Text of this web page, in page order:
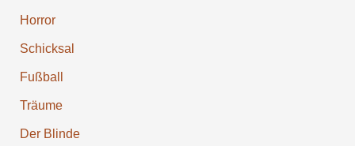
Horror
Schicksal
Fußball
Träume
Der Blinde